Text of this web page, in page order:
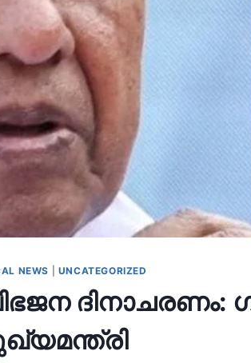
NEWS UNCATEGORIZED
ദിനാചരണം: